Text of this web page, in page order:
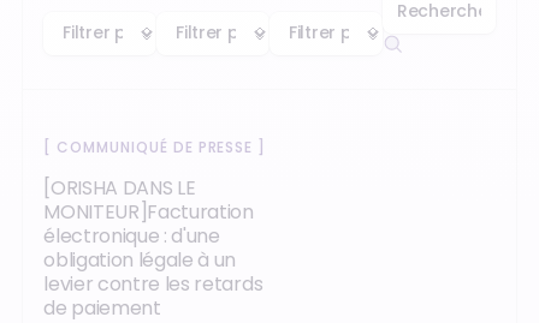
COMMUNIQUÉ DE PRESSE
[ORISHA DANS LE
MONITEUR]Facturation
électronique : d'une
obligation légale à un
levier contre les retards
de paiement